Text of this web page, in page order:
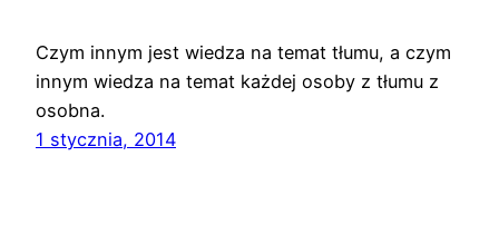
Czym innym jest wiedza na temat tłumu, a czym
innym wiedza na temat każdej osoby z tłumu z
osobna.
1 stycznia, 2014